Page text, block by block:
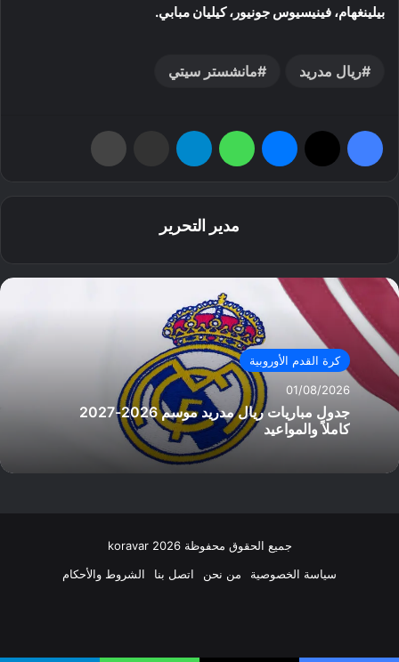
بيلينغهام، فينيسيوس جونيور، كيليان مبابي.
ريال مدريد مانشستر سيتي
مدير التحرير
كرة القدم الأوروبية
01/08/2026
جدول مباريات ريال مدريد موسم 2026-2027
كاملاً والمواعيد
جميع الحقوق محفوظة koravar 2026
سياسة الخصوصية
من نحن اتصل بنا الشروط والأحكام